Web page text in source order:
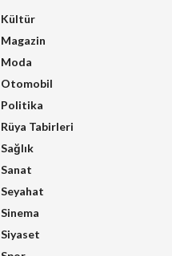
Kültür
Magazin
Moda
Otomobil
Politika
Rüya Tabirleri
Sağlık
Sanat
Seyahat
Sinema
Siyaset